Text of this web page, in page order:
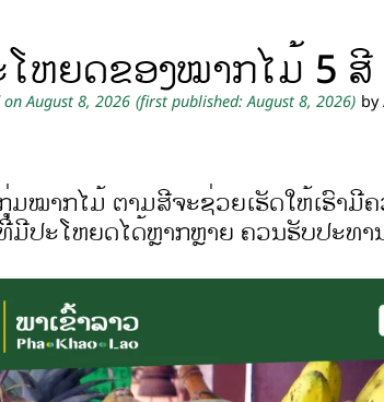
ຫຍດຂອງໝາກໄມ້ 5 ສີ
August 8, 2026 (first published: August 8, 2026) by
ມໝາກໄມ້ ຕາມສີຈະຊ່ວຍເຮັດໃຫ້ເຮົາມີ
ມີປະໂຫຍດໄດ້ຫຼາກຫຼາຍ ຄວນຮັບປະທ